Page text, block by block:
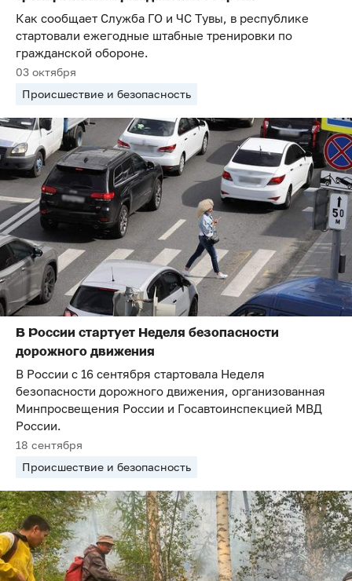
Как сообщает Служба ГО и ЧС Тувы, в республике
стартовали ежегодные штабные тренировки по
гражданской обороне.
03 октября
Происшествие и безопасность
В России стартует Неделя безопасности
дорожного движения
В России с 16 сентября стартовала Неделя
безопасности дорожного движения, организованная
Минпросвещения России и Госавтоинспекцией МВД
России.
18 сентября
Происшествие и безопасность